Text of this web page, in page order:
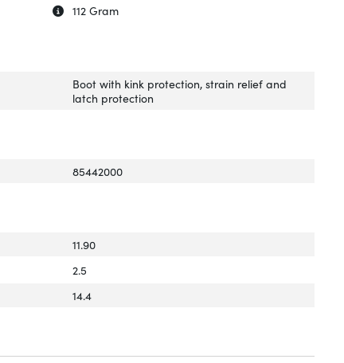
Uitleg over 'Gewicht verpakking'
Verberg uitleg over 'Gewicht verpakking'
112 Gram
Boot with kink protection, strain relief and
latch protection
85442000
11.90
2.5
14.4